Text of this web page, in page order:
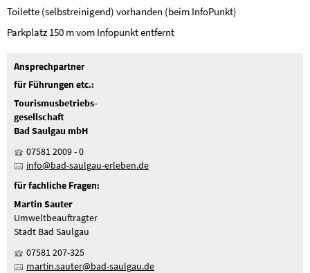
Toilette (selbstreinigend) vorhanden (beim InfoPunkt)
Parkplatz 150 m vom Infopunkt entfernt
Ansprechpartner
für Führungen etc.:
Tourismusbetriebs-
gesellschaft
Bad Saulgau mbH
07581 2009 - 0
nf
b d-s lg - rl b n d
für fachliche Fragen:
Martin Sauter
Umweltbeauftragter
Stadt Bad Saulgau
07581 207-325
m rt n s t r b d-s lg d